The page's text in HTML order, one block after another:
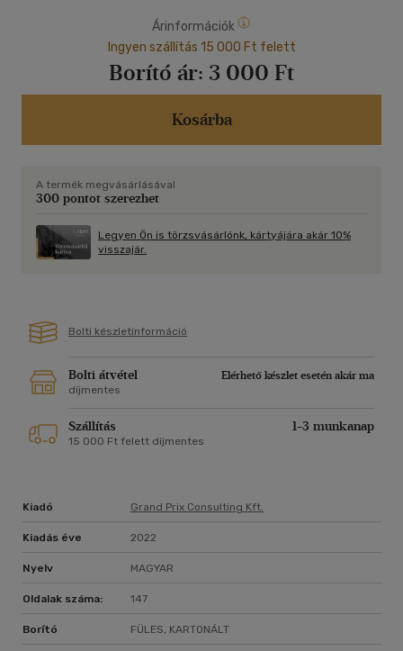
Árinformációk
Ingyen szállítás 15 000 Ft felett
Borító ár: 3 000 Ft
Kosárba
A termék megvásárlásával
300 pontot szerezhet
Legyen Ön is törzsvásárlónk, kártyájára akár 10%
visszajár.
Bolti készletinformáció
Bolti átvétel
Elérhető készlet esetén akár ma
díjmentes
Szállítás 1-3 munkanap
15 000 Ft felett díjmentes
Kiadó Grand Prix Consulting Kft.
Kiadás éve 2022
Nyelv MAGYAR
Oldalak száma: 147
Borító FÜLES, KARTONÁLT